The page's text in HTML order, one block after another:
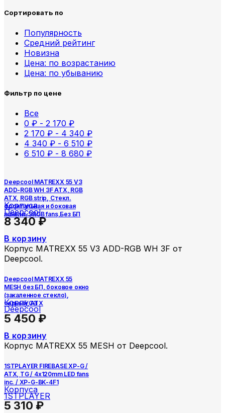
Сортировать по
Популярность
Средний рейтинг
Новизна
Цена: по возрастанию
Цена: по убыванию
Фильтр по цене
Все
0 ₽ - 2 170 ₽
2 170 ₽ - 4 340 ₽
4 340 ₽ - 6 510 ₽
6 510 ₽ - 8 680 ₽
Deepcool MATREXX 55 V3
ADD-RGB WH 3F ATX, RGB
ATX, RGB strip, Стекл.
фронтальная и боковая
панели, 3RGB fans,Без БП
Корпуса
Deepcool
8 340₽
В корзину
Корпус MATREXX 55 V3 ADD-RGB WH 3F от
Deepcool.
Deepcool MATREXX 55
MESH без БП, боковое окно
(закаленное стекло),
черный, ATX
Корпуса
Deepcool
5 450 ₽
В корзину
Корпус MATREXX 55 MESH от Deepcool.
1STPLAYER FIREBASE XP-G /
ATX, TG / 4x120mm LED fans
inc. / XP-G-BK-4F1
Корпуса
1STPLAYER
5 310 ₽